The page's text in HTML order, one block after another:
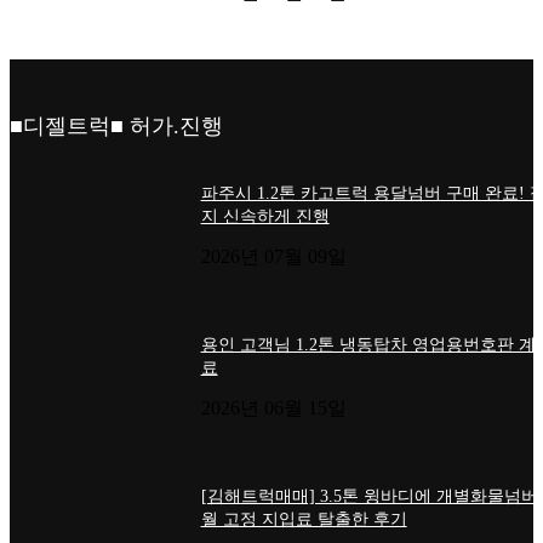
■디젤트럭■ 허가.진행
파주시 1.2톤 카고트럭 용달넘버 구매 완료!
지 신속하게 진행
용인 고객님 1.2톤 냉동탑차 영업용번호판 계
료
[김해트럭매매] 3.5톤 윙바디에 개별화물넘버
월 고정 지입료 탈출한 후기